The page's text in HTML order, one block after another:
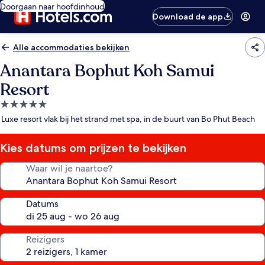
Doorgaan naar hoofdinhoud
Download de app
Alle accommodaties bekijken
Anantara Bophut Koh Samui
Resort
5.0-
sterrenaccommodatie
Luxe resort vlak bij het strand met spa, in de buurt van Bo Phut Beach
Kies datums om prijzen te bekijken
Waar wil je naartoe?
Datums
Reizigers